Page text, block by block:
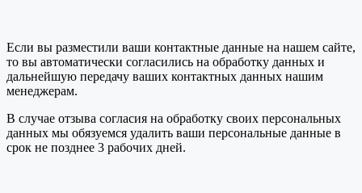
Если вы разместили ваши контактные данные на нашем сайте,
то вы автоматически согласились на обработку данных и
дальнейшую передачу ваших контактных данных нашим
менеджерам.
В случае отзыва согласия на обработку своих персональных
данных мы обязуемся удалить ваши персональные данные в
срок не позднее 3 рабочих дней.